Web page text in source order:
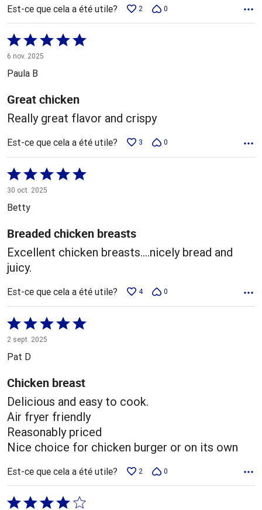
Est-ce que cela a été utile? 2 0
Coté
5 sur
5
6 nov. 2025
Paula B
Great chicken
Really great flavor and crispy
Est-ce que cela a été utile? 3 0
Coté
5 sur
5
30 oct. 2025
Betty
Breaded chicken breasts
Excellent chicken breasts….nicely bread and
juicy.
Est-ce que cela a été utile? 4 0
Coté
5 sur
5
2 sept. 2025
Pat D
Chicken breast
Delicious and easy to cook.
Air fryer friendly
Reasonably priced
Nice choice for chicken burger or on its own
Est-ce que cela a été utile? 2 0
Coté